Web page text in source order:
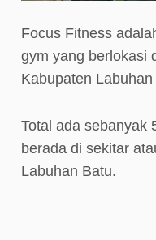
Focus Fitness
gym yang berlokasi
Kabupaten
Total ada sebanyak
berada di sekitar
Labuhan Batu.